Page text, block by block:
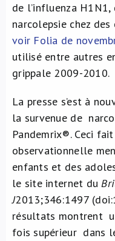
de l’influenza
narcolepsie chez
voir Folia de
utilisé entre autres
grippale 2009-2010.
La presse s’est à
la survenue de
Pandemrix®. Ceci
observationnelle
enfants et des
le site internet du
J2013;346:1497
résultats montrent
fois supérieur dans